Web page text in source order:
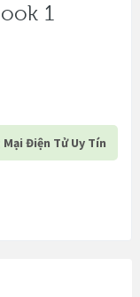
1
Điện Tử Uy Tín